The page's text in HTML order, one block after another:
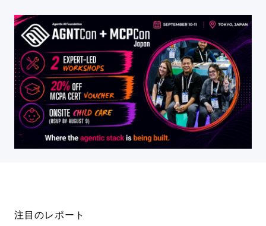
注目のレポート